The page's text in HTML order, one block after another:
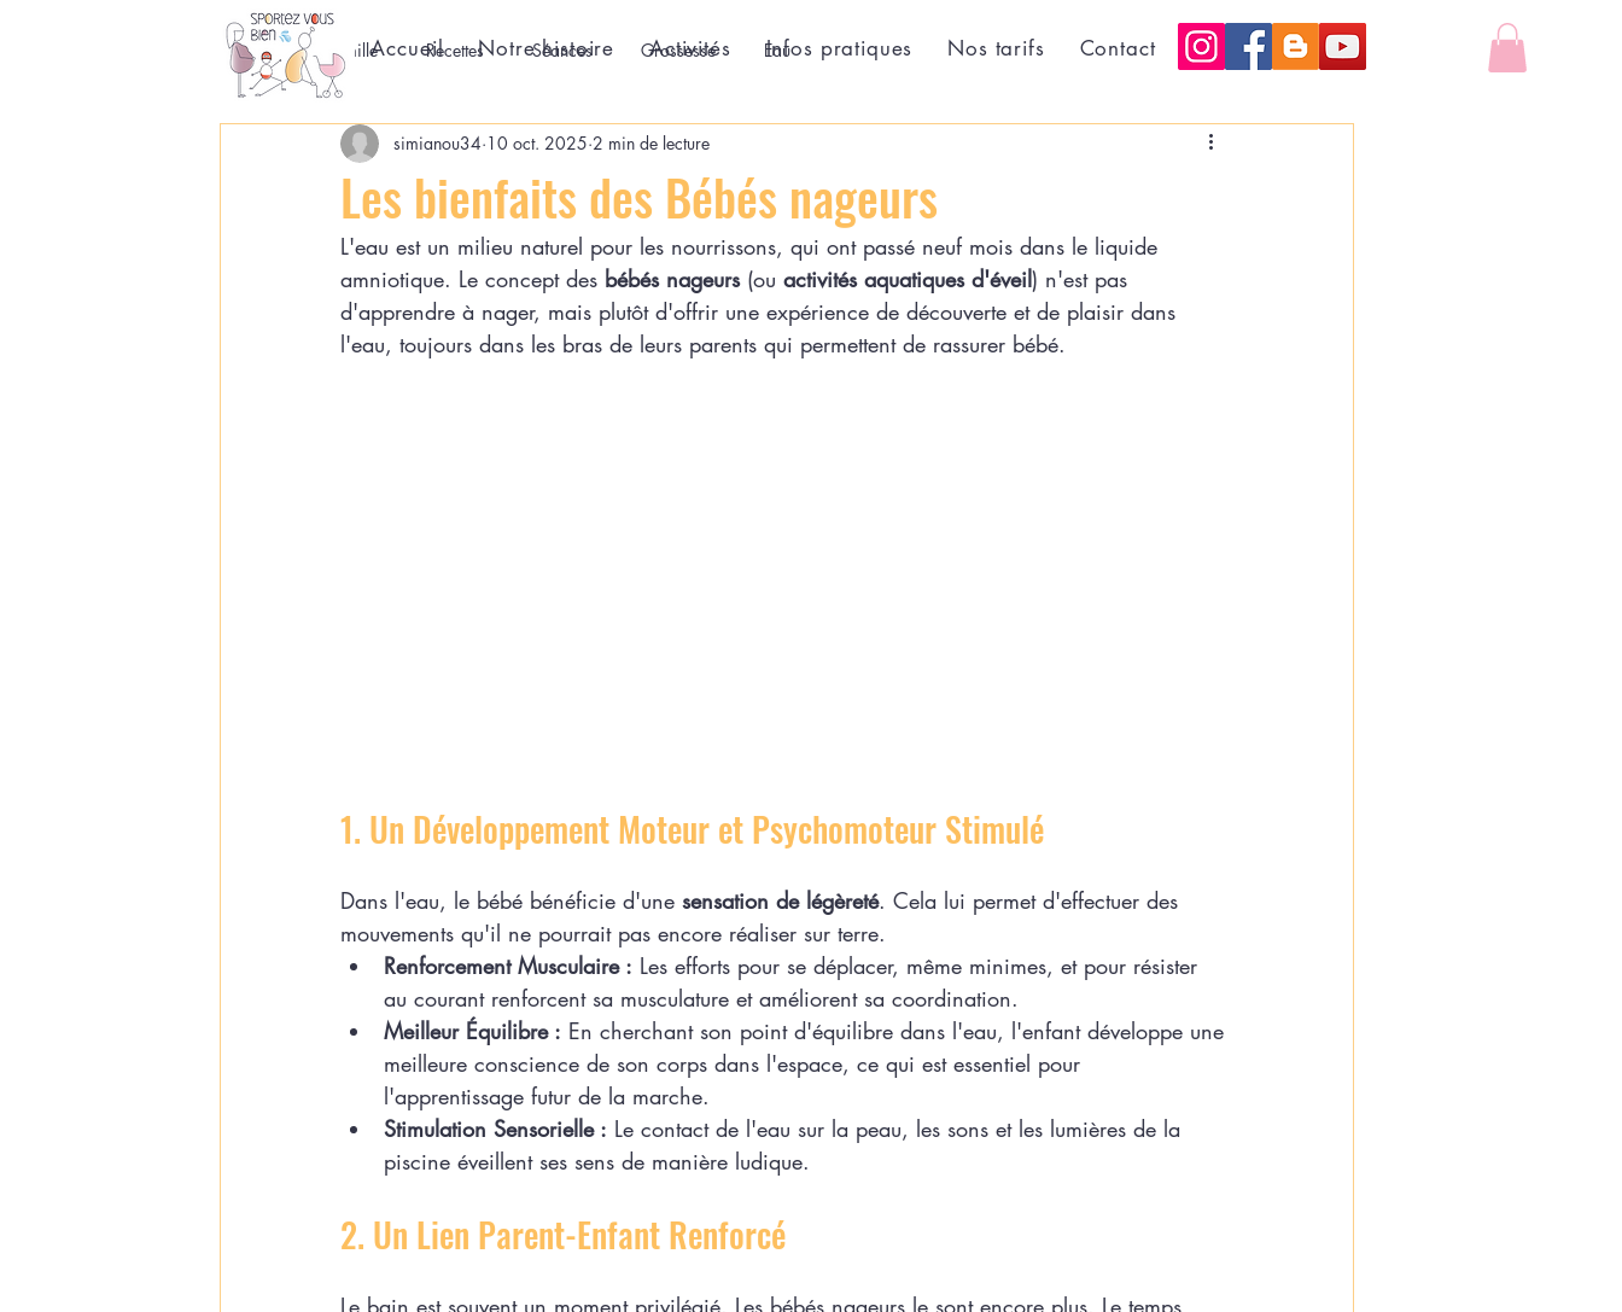
Accueil Notre histoire Activités Infos pratiques Nos tarifs Contact
All Posts Famille Recettes Séances Grossesse Eau
Les bienfaits des Bébés nageurs
simianou34 10 oct. 2025 2 min de lecture
L'eau est un milieu naturel pour les nourrissons, qui ont passé neuf mois dans le liquide
amniotique. Le concept des bébés nageurs (ou activités aquatiques d'éveil) n'est pas
d'apprendre à nager, mais plutôt d'offrir une expérience de découverte et de plaisir dans
l'eau, toujours dans les bras de leurs parents qui permettent de rassurer bébé.
1. Un Développement Moteur et Psychomoteur Stimulé
Dans l'eau, le bébé bénéficie d'une sensation de légèreté. Cela lui permet d'effectuer des
mouvements qu'il ne pourrait pas encore réaliser sur terre.
Renforcement Musculaire : Les efforts pour se déplacer, même minimes, et pour résister
au courant renforcent sa musculature et améliorent sa coordination.
Meilleur Équilibre : En cherchant son point d'équilibre dans l'eau, l'enfant développe une
meilleure conscience de son corps dans l'espace, ce qui est essentiel pour
l'apprentissage futur de la marche.
Stimulation Sensorielle : Le contact de l'eau sur la peau, les sons et les lumières de la
piscine éveillent ses sens de manière ludique.
2. Un Lien Parent-Enfant Renforcé
Le bain est souvent un moment privilégié. Les bébés nageurs le sont encore plus. Le temps